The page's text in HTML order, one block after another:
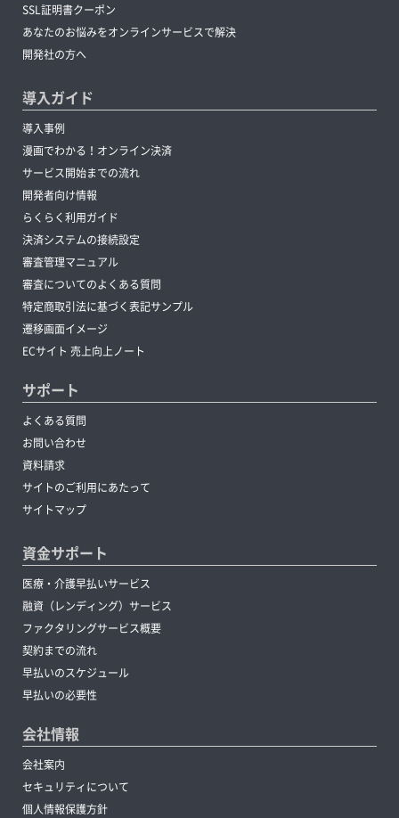
SSL証明書クーポン
あなたのお悩みをオンラインサービスで解決
開発社の方へ
導入ガイド
導入事例
漫画でわかる！オンライン決済
サービス開始までの流れ
開発者向け情報
らくらく利用ガイド
決済システムの接続設定
審査管理マニュアル
審査についてのよくある質問
特定商取引法に基づく表記サンプル
遷移画面イメージ
ECサイト 売上向上ノート
サポート
よくある質問
お問い合わせ
資料請求
サイトのご利用にあたって
サイトマップ
資金サポート
医療・介護早払いサービス
融資（レンディング）サービス
ファクタリングサービス概要
契約までの流れ
早払いのスケジュール
早払いの必要性
会社情報
会社案内
セキュリティについて
個人情報保護方針